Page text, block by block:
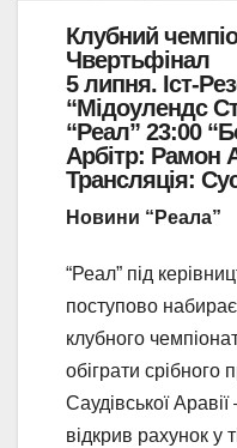
Клубний
Чвертьфінал
5 липня. Іст-
“Мідоулендс
“Реал” 23:00
Арбітр: Рамон
Трансляція:
Новини “Реала”
“Реал” під
поступово
клубного
обіграти срібного
Саудівської
відкрив рахунок у